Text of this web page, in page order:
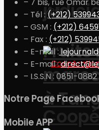
Fruits
à
– Tél :(+212)
– GSM : (+212)
– Fax : (+212)
– E-mail :
– E-mail :
– I.S.S.N : 0851-
Notre Page
Mobile APP